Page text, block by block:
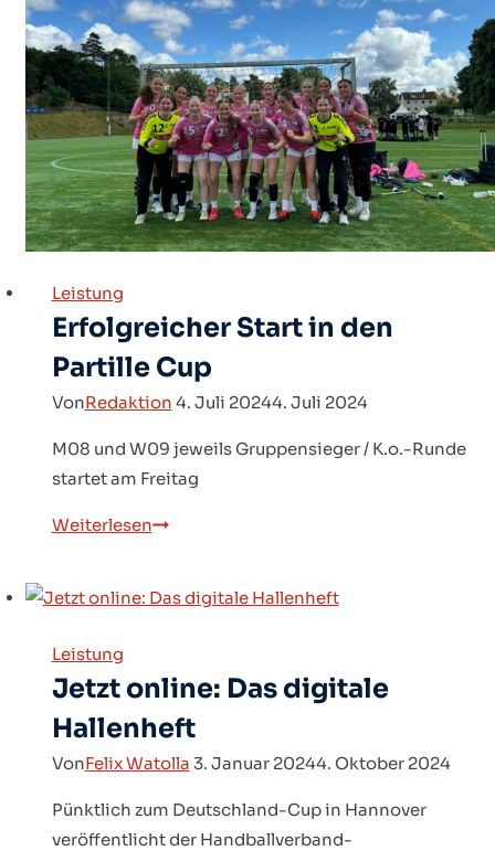
im
Saarland
Leistung
Erfolgreicher Start in den
Partille Cup
VonRedaktion 4. Juli 20244. Juli 2024
M08 und W09 jeweils Gruppensieger / K.o.-Runde
startet am Freitag
WeiterlesenErfolgreicher
den
Cup
Leistung
Jetzt online: Das digitale
Hallenheft
VonFelix Watolla 3. Januar 20244. Oktober 2024
Pünktlich zum Deutschland-Cup in Hannover
veröffentlicht der Handballverband-